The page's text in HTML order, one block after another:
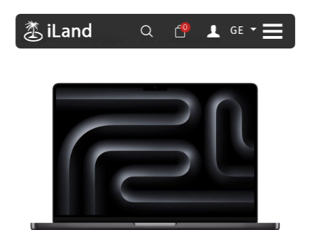
0 GE
მთავარი პროდუქცია 393 MacBook Pro